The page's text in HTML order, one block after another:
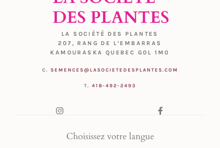
LA SOCIÉTÉ DES PLANTES
207, RANG DE L’EMBARRAS
KAMOURASKA QUEBEC G0L 1M0
C. SEMENCES@LASOCIETEDESPLANTES.COM
T. 418-492-2493
Choisissez votre langue